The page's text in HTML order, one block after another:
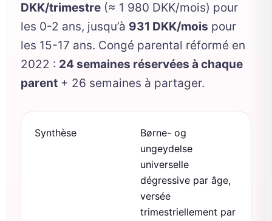
DKK/trimestre (≈ 1 980 DKK/mois) pour
les 0-2 ans, jusqu’à 931 DKK/mois pour
les 15-17 ans. Congé parental réformé en
2022 : 24 semaines réservées à chaque
parent + 26 semaines à partager.
Synthèse
Børne- og
ungeydelse
universelle
dégressive par âge,
versée
trimestriellement par